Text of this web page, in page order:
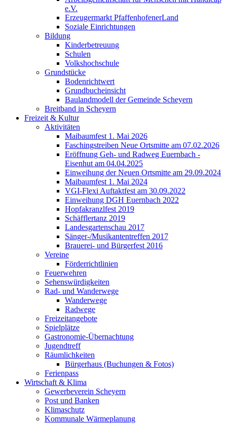
e.V.
Erzeugermarkt PfaffenhofenerLand
Soziale Einrichtungen
Bildung
Kinderbetreuung
Schulen
Volkshochschule
Grundstücke
Bodenrichtwert
Grundbucheinsicht
Baulandmodell der Gemeinde Scheyern
Breitband in Scheyern
Freizeit & Kultur
Aktivitäten
Maibaumfest 1. Mai 2026
Faschingstreiben Neue Ortsmitte am 07.02.2026
Eröffnung Geh- und Radweg Euernbach -
Eisenhut am 04.04.2025
Einweihung der Neuen Ortsmitte am 29.09.2024
Maibaumfest 1. Mai 2024
VGI-Flexi Auftaktfest am 30.09.2022
Einweihung DGH Euernbach 2022
Hopfakranzlfest 2019
Schäfflertanz 2019
Landesgartenschau 2017
Sänger-/Musikantentreffen 2017
Brauerei- und Bürgerfest 2016
Vereine
Förderrichtlinien
Feuerwehren
Sehenswürdigkeiten
Rad- und Wanderwege
Wanderwege
Radwege
Freizeitangebote
Spielplätze
Gastronomie-Übernachtung
Jugendtreff
Räumlichkeiten
Bürgerhaus (Buchungen & Fotos)
Ferienpass
Wirtschaft & Klima
Gewerbeverein Scheyern
Post und Banken
Klimaschutz
Kommunale Wärmeplanung